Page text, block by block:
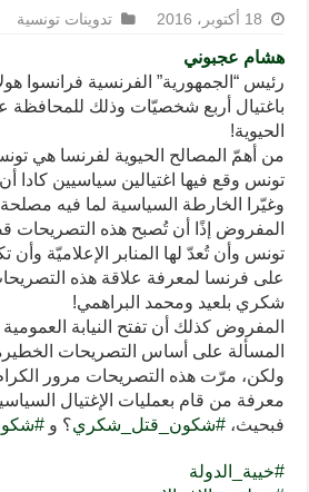
18 أكتوبر، 2016 تدوينات تونسية
هشام عجبوني
رئيس “الجمهورية” الفرنسية فرانسوا
باغتيال أربع شخصيّات وذلك للمحافظة
الحيوية!
من أهمّ المصالح الحيوية لفرنسا هي
تونس وقع فيها اغتيالين سياسيين كادا
وغيّرا الخارطة السياسية لما فيه
المفروض إذًا أن تُصبح هذه التصريحات
تونس وأن تُعدّ لها المنابر الإعلاميّة
على فرنسا لمعرفة علاقة هذه
شكري بلعيد ومحمد البراهمي!
المفروض كذلك أن تفتح النيابة
المسألة على أساس التصريحات
ولكن، مرّت هذه التصريحات مرور
معرفة من قام بعمليات الإغتيال
فبحيث،#شكون_قتل_شكري؟ و#
#خيية_الدولة